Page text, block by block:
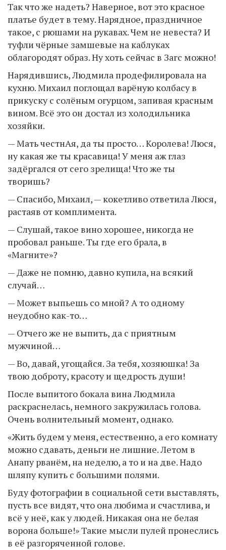
Так что же надеть? Наверное, вот это красное
платье будет в тему. Нарядное, праздничное
такое, с рюшами на рукавах. Чем не невеста? И
туфли чёрные замшевые на каблуках
облагородят образ. Ну хоть сейчас в Загс можно!
Нарядившись, Людмила продефилировала на
кухню. Михаил поглощал варёную колбасу в
прикуску с солёным огурцом, запивая красным
вином. Всё это он достал из холодильника
хозяйки.
— Мать честнАя, да ты просто… Королева! Люся,
ну какая же ты красавица! У меня аж глаз
задёргался от сего зрелища! Что же ты
творишь?
— Спасибо, Михаил, — кокетливо ответила Люся,
растаяв от комплимента.
— Слушай, такое вино хорошее, никогда не
пробовал раньше. Ты где его брала, в
«Магните»?
— Даже не помню, давно купила, на всякий
случай…
— Может выпьешь со мной? А то одному
неудобно как-то…
— Отчего же не выпить, да с приятным
мужчиной…
— Во, давай, угощайся. За тебя, хозяюшка! За
твою доброту, красоту и щедрость души!
После выпитого бокала вина Людмила
раскраснелась, немного закружилась голова.
Очень волнительный момент, однако.
«Жить будем у меня, естественно, а его комнату
можно сдавать, деньги не лишние. Летом в
Анапу рванём, на неделю, а то и на две. Надо
шляпу купить с большими полями.
Буду фотографии в социальной сети выставлять,
пусть все видят, что она любима и счастлива, и
всё у неё, как у людей. Никакая она не белая
ворона больше!» Такие мысли пулей пронеслись
в её разгоряченной голове.